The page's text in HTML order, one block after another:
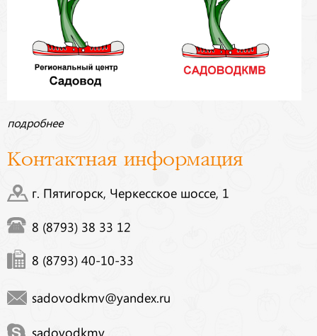
подробнее
Контактная информация
г. Пятигорск, Черкесское шоссе, 1
8 (8793) 38 33 12
8 (8793) 40-10-33
sadovodkmv@yandex.ru
sadovodkmv